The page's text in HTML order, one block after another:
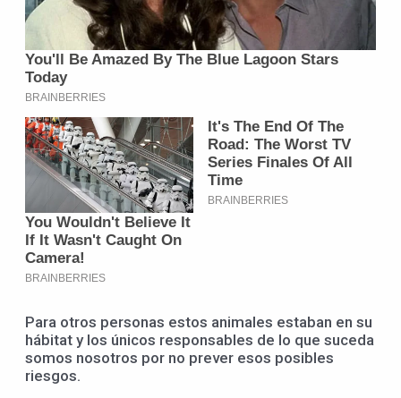
Para otros personas estos animales estaban en su
hábitat y los únicos responsables de lo que suceda
somos nosotros por no prever esos posibles
riesgos.